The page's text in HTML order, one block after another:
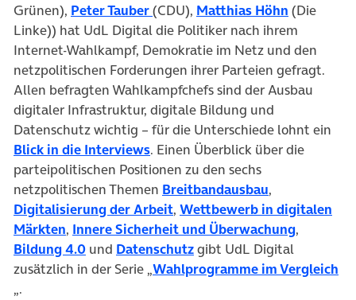
Grünen), Peter Tauber(öffnet in neuem Tab)
(CDU), Matthias Höhn (öffnet in
(Die
Linke)) hat UdL Digital die Politiker nach ihrem
Internet-Wahlkampf, Demokratie im Netz und den
netzpolitischen Forderungen ihrer Parteien gefragt.
Allen befragten Wahlkampfchefs sind der Ausbau
digitaler Infrastruktur, digitale Bildung und
Datenschutz wichtig – für die Unterschiede lohnt ein
Blick in die Interviews(öffnet in neuem Tab)
. Einen Überblick über die
parteipolitischen Positionen zu den sechs
netzpolitischen Themen Breitbandausbau(öffnet in
,
Digitalisierung der Arbeit(öffnet in neuem Tab)
, Wettbewerb in digitalen
Märkten(öffnet in neuem Tab)
, Innere Sicherheit und Überwachung(öffnet in
,
Bildung 4.0(öffnet in neuem Tab)
und Datenschutz(öffnet in neuem Tab)
gibt UdL Digital
zusätzlich in der Serie „Wahlprogramme im Vergleich
„.